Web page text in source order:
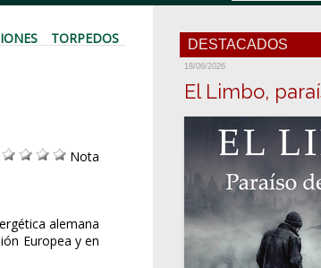
TORPEDOS
Nota
alemana
Europea y en
DESTACADOS
18/06/2026
El Limbo,